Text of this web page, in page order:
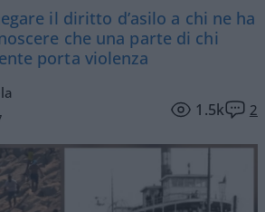
il diritto d’asilo a chi ne ha
che una parte di chi
porta violenza
1.5k 2